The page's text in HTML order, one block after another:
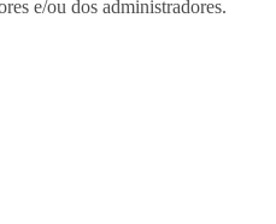
e/ou dos administradores.